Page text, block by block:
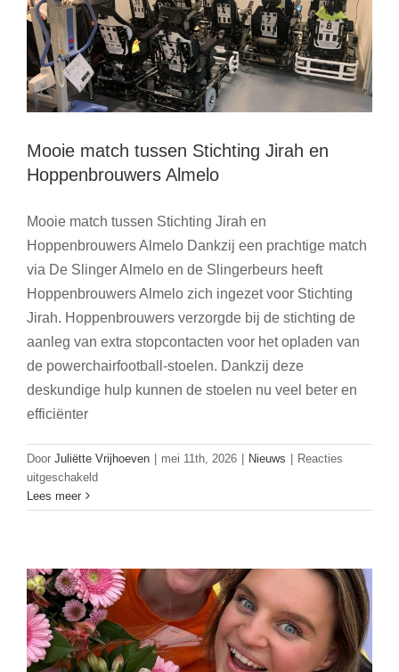
Mooie match tussen Stichting Jirah en
Hoppenbrouwers Almelo
Mooie match tussen Stichting Jirah en
Hoppenbrouwers Almelo Dankzij een prachtige match
via De Slinger Almelo en de Slingerbeurs heeft
Hoppenbrouwers Almelo zich ingezet voor Stichting
Jirah. Hoppenbrouwers verzorgde bij de stichting de
aanleg van extra stopcontacten voor het opladen van
de powerchairfootball-stoelen. Dankzij deze
deskundige hulp kunnen de stoelen nu veel beter en
efficiënter
Door Juliëtte Vrijhoeven mei 11th, 2026 Nieuws
Reacties
uitgeschakeldvoor
match
Jirah
en
Hoppenbrouwers
Almelo
Lees meerMatch in het Zonnetje 2026: Qredits